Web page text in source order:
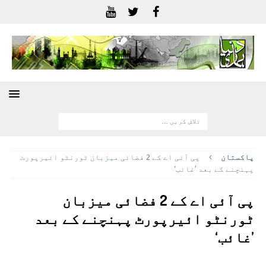
پاکستان
پی آئی اے کے 2 فضائی میزبان ٹورنٹو ائیرپورٹ
پہنچنے کے بعد ’غائب‘
پی آئی اے کے 2 فضائی میزبان
ٹورنٹو ائیرپورٹ پہنچنے کے بعد
’غائب‘